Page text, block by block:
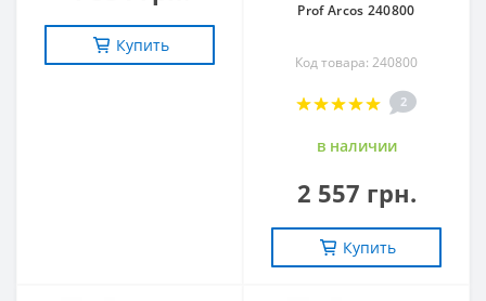
Купить
Prof Arcos 240800
Код товара: 240800
2
в наличии
2 557 грн.
Купить